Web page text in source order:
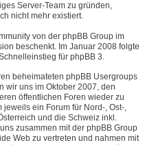
Server-Team zu gründen,
nicht mehr existiert.
von der phpBB Group im
beschenkt. Im Januar 2008 folgte
für phpBB 3.
beheimateten phpBB Usergroups
wir uns im Oktober 2007, den
öffentlichen Foren wieder zu
ein Forum für Nord-, Ost-,
und die Schweiz inkl.
zusammen mit der phpBB Group
Web zu vertreten und nahmen mit